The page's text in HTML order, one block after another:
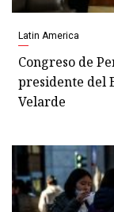
Latin America
Congreso de
presidente del
Velarde